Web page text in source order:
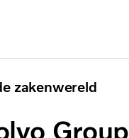
zakenwereld
Group